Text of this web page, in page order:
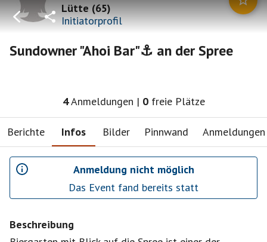
Lütte(65)
Initiatorprofil
Sundowner "Ahoi Bar"⚓️ an der Spree
4Anmeldungen | 0 freie Plätze
Berichte Infos Bilder Pinnwand Anmeldungen
Anmeldung nicht möglich
Das Event fand bereits statt
Beschreibung